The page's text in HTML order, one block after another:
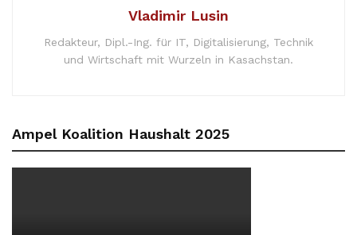
Vladimir Lusin
Redakteur, Dipl.-Ing. für IT, Digitalisierung, Technik
und Wirtschaft mit Wurzeln in Kasachstan.
Ampel Koalition Haushalt 2025